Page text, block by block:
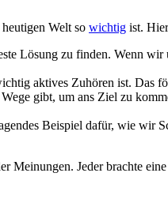
Welt so wichtig ist.
Lösung zu finden. Wenn
aktives ‍Zuhören ist.⁤ Das
gibt, um ans Ziel zu
Beispiel dafür, wie wir
Meinungen. Jeder brachte